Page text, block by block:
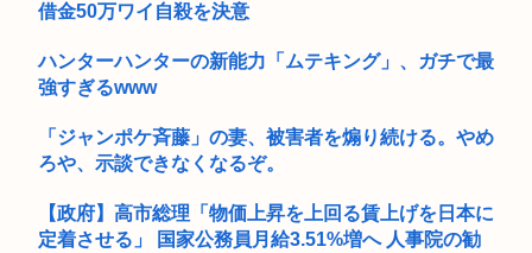
借金50万ワイ自殺を決意
ハンターハンターの新能力「ムテキング」、ガチで最
強すぎるwww
「ジャンポケ斉藤」の妻、被害者を煽り続ける。やめ
ろや、示談できなくなるぞ。
【政府】高市総理「物価上昇を上回る賃上げを日本に
定着させる」 国家公務員月給3.51%増へ 人事院の勧